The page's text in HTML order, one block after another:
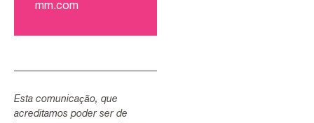
mm.com
Esta comunicação, que
acreditamos poder ser de